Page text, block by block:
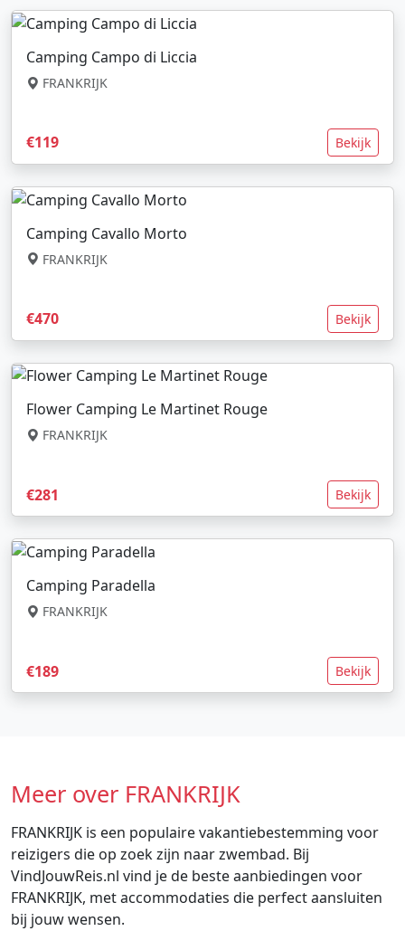
Camping Campo di Liccia
FRANKRIJK
€119 Bekijk
Camping Cavallo Morto
FRANKRIJK
€470 Bekijk
Flower Camping Le Martinet Rouge
FRANKRIJK
€281 Bekijk
Camping Paradella
FRANKRIJK
€189 Bekijk
Meer over FRANKRIJK
FRANKRIJK is een populaire vakantiebestemming voor
reizigers die op zoek zijn naar zwembad. Bij
VindJouwReis.nl vind je de beste aanbiedingen voor
FRANKRIJK, met accommodaties die perfect aansluiten
bij jouw wensen.